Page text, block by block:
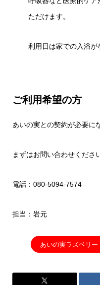
ただけます。
利用日は家での入浴が
ご利用希望の方
あいの実との契約が必要に
まずはお問い合わせくださ
電話：080-5094-7574
担当：岩元
あいの実ラズベリー